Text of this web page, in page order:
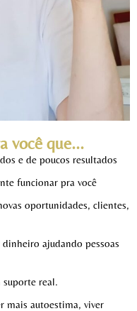
você que...
e de poucos resultados
funcionar pra você
oportunidades, clientes,
ajudando pessoas
suporte real.
mais autoestima, viver